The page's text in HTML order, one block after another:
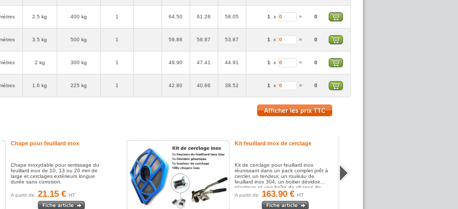
Ok
2.5 kg 400 kg 1 64.50 61.28 58.05 1 x = 0
3.5 kg 500 kg 1 59.86 56.87 53.87 1 x = 0
2 kg 300 kg 1 49.90 47.41 44.91 1 x = 0
1.6 kg 225 kg 1 42.80 40.66 38.52 1 x = 0
Chape pour feuillard inox
Chape inoxydable pour sertissage du
feuillard inox de 10, 13 ou 20 mm de
large et cerclages extérieurs longue
durée sans corrosion.
A partir de 21.15 € HT
Kit feuillard inox de cerclage
Kit de cerclage pour feuillard inox
réunissant dans un pack complet prêt à
cercler, un tendeur, un rouleau de
feuillard inox 304, un boitier dévidoir
plastique et une boîte de chapes de...
A partir de 163.90 € HT